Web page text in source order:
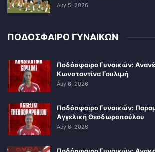
Αυγ 5, 2026
ΠΟΔΟΣΦΑΙΡΟ ΓΥΝΑΙΚΩΝ
Ποδόσφαιρο Γυναικών:
Κωνσταντίνα Γουλιμή
Αυγ 6, 2026
Ποδόσφαιρο Γυναικών:
Αγγελική Θεοδωροπούλου
Αυγ 6, 2026
Ποδόσφαιρο Γυναικών: